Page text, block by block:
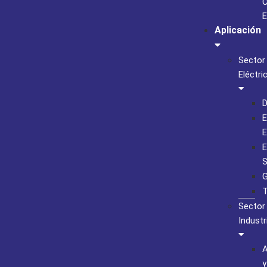
Aplicación
Sector
Sector
y